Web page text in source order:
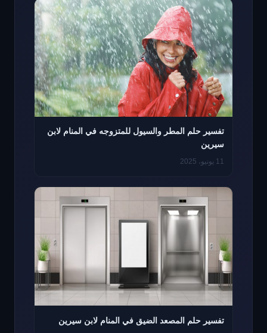
تفسير حلم المطر والسيول للمتزوجه في المنام لابن
سيرين
11 يونيو، 2025
تفسير حلم المصعد الضيق في المنام لابن سيرين